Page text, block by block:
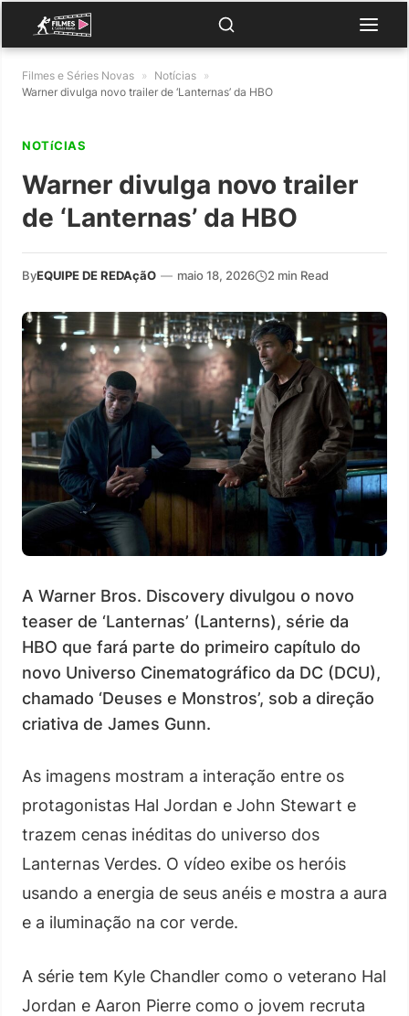
Filmes e Séries Novas » Notícias »
Warner divulga novo trailer de ‘Lanternas’ da HBO
NOTíCIAS
Warner divulga novo trailer
de ‘Lanternas’ da HBO
ByEQUIPE DE REDAçãO — maio 18, 2026 2 min Read
A Warner Bros. Discovery divulgou o novo
teaser de ‘Lanternas’ (Lanterns), série da
HBO que fará parte do primeiro capítulo do
novo Universo Cinematográfico da DC (DCU),
chamado ‘Deuses e Monstros’, sob a direção
criativa de James Gunn.
As imagens mostram a interação entre os
protagonistas Hal Jordan e John Stewart e
trazem cenas inéditas do universo dos
Lanternas Verdes. O vídeo exibe os heróis
usando a energia de seus anéis e mostra a aura
e a iluminação na cor verde.
A série tem Kyle Chandler como o veterano Hal
Jordan e Aaron Pierre como o jovem recruta